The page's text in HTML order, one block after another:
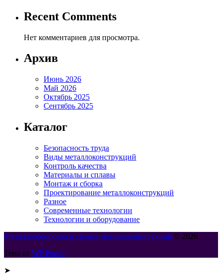
Recent Comments
Нет комментариев для просмотра.
Архив
Июнь 2026
Май 2026
Октябрь 2025
Сентябрь 2025
Каталог
Безопасность труда
Виды металлоконструкций
Контроль качества
Материалы и сплавы
Монтаж и сборка
Проектирование металлоконструкций
Разное
Современные технологии
Технологии и оборудование
Металлообработка и сборка металлоконструкций © 2026
Тема от WP Puzzle
➤